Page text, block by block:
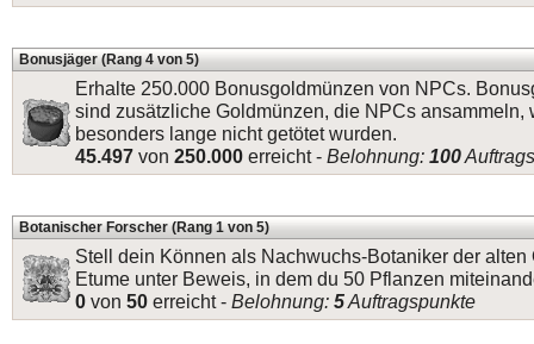
Bonusjäger (Rang 4 von 5)
Erhalte 250.000 Bonusgoldmünzen von NPCs.
sind zusätzliche Goldmünzen, die NPCs ansammeln,
besonders lange nicht getötet wurden.
45.497 von 250.000 erreicht - Belohnung: 100
Botanischer Forscher (Rang 1 von 5)
Stell dein Können als Nachwuchs-Botaniker der alten
Etume unter Beweis, in dem du 50 Pflanzen
0 von 50 erreicht - Belohnung: 5Auftragspunkte